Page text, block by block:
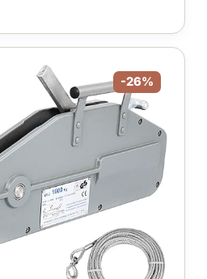
-26%